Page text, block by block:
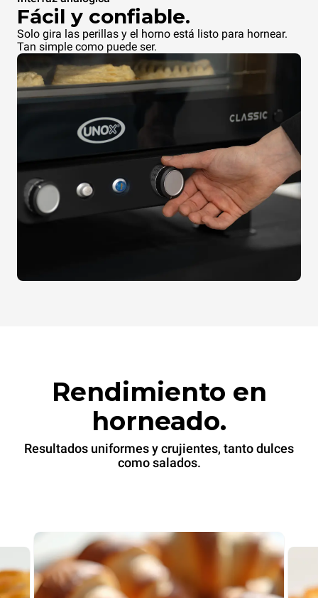
Fácil y confiable.
Solo gira las perillas y el horno está listo para hornear.
Tan simple como puede ser.
Rendimiento en
horneado.
Resultados uniformes y crujientes, tanto dulces
como salados.